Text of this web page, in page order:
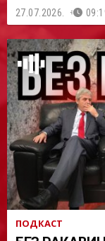
27.07.2026.
ПОДКАСТ